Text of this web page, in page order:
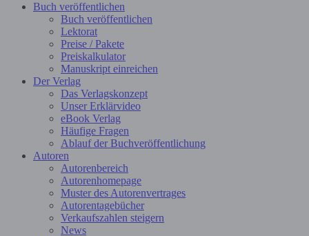
Buch veröffentlichen
Buch veröffentlichen
Lektorat
Preise / Pakete
Preiskalkulator
Manuskript einreichen
Der Verlag
Das Verlagskonzept
Unser Erklärvideo
eBook Verlag
Häufige Fragen
Ablauf der Buchveröffentlichung
Autoren
Autorenbereich
Autorenhomepage
Muster des Autorenvertrages
Autorentagebücher
Verkaufszahlen steigern
News